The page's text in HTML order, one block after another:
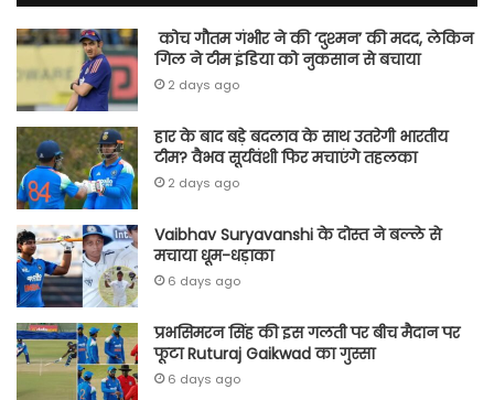
कोच गौतम गंभीर ने की ‘दुश्मन’ की मदद, लेकिन
गिल ने टीम इंडिया को नुकसान से बचाया
2 days ago
हार के बाद बड़े बदलाव के साथ उतरेगी भारतीय
टीम? वैभव सूर्यवंशी फिर मचाएंगे तहलका
2 days ago
Vaibhav Suryavanshi के दोस्त ने बल्ले से
मचाया धूम-धड़ाका
6 days ago
प्रभसिमरन सिंह की इस गलती पर बीच मैदान पर
फूटा Ruturaj Gaikwad का गुस्सा
6 days ago